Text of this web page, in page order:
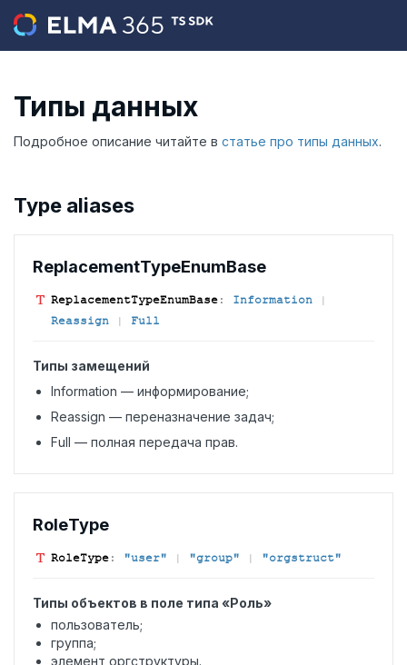
Типы данных
Подробное описание читайте в статье про типы данных.
Type aliases
ReplacementTypeEnumBase
ReplacementTypeEnumBase: Information |
Reassign | Full
Типы замещений
Information — информирование;
Reassign — переназначение задач;
Full — полная передача прав.
RoleType
RoleType: "user" | "group" | "orgstruct"
Типы объектов в поле типа «Роль»
пользователь;
группа;
элемент оргструктуры.